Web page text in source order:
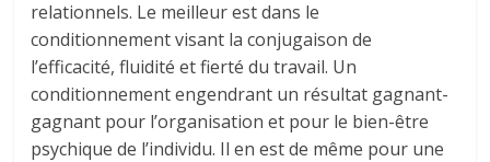
relationnels. Le meilleur est dans le
conditionnement visant la conjugaison de
l’efficacité, fluidité et fierté du travail. Un
conditionnement engendrant un résultat gagnant-
gagnant pour l’organisation et pour le bien-être
psychique de l’individu. Il en est de même pour une